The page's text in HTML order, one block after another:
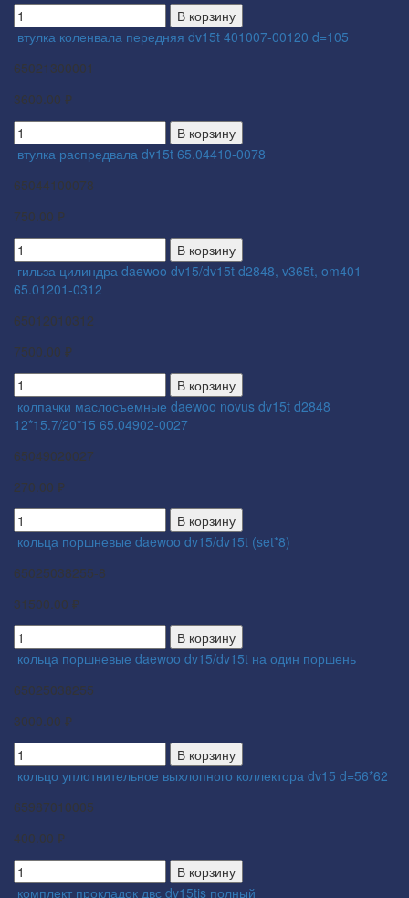
В корзину
втулка коленвала передняя dv15t 401007-00120 d=105
65021300001
3600.00 ₽
В корзину
втулка распредвала dv15t 65.04410-0078
65044100078
750.00 ₽
В корзину
гильза цилиндра daewoo dv15/dv15t d2848, v365t, om401
65.01201-0312
65012010312
7500.00 ₽
В корзину
колпачки маслосъемные daewoo novus dv15t d2848
12*15.7/20*15 65.04902-0027
65049020027
270.00 ₽
В корзину
кольца поршневые daewoo dv15/dv15t (set*8)
65025038255-8
31500.00 ₽
В корзину
кольца поршневые daewoo dv15/dv15t на один поршень
65025038255
3000.00 ₽
В корзину
кольцо уплотнительное выхлопного коллектора dv15 d=56*62
65987010005
400.00 ₽
В корзину
комплект прокладок двс dv15tis полный